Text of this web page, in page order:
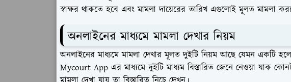
স্বাক্ষর থাকতে হবে এবং মামলা দায়েরের তারিখ এগুলোই মূলত মামলা
অনলাইনের মাধ্যমে মামলা দেখার নিয়ম
অনলাইনের মাধ্যমে মামলা দেখার মূলত দুইটি নিয়ম আছে যেমন একটি
Mycourt App এর মাধ্যমে দুইটি মাধ্যম বিস্তারিত জেনে নেওয়া যাক